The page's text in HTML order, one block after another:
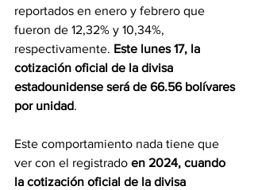
reportados en enero y febrero que
fueron de 12,32% y 10,34%,
respectivamente. Este lunes 17, la
cotización oficial de la divisa
estadounidense será de 66.56 bolívares
por unidad.
Este comportamiento nada tiene que
ver con el registrado en 2024, cuando
la cotización oficial de la divisa